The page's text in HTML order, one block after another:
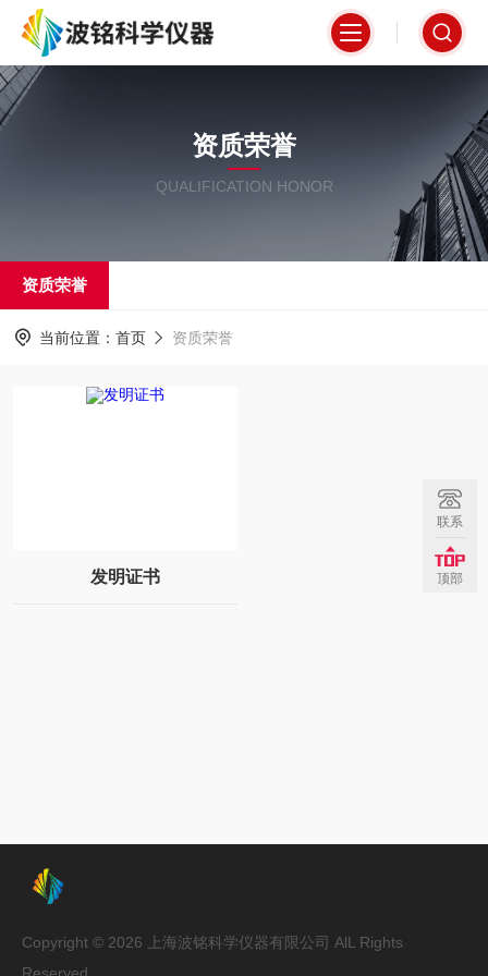
资质荣誉
QUALIFICATION HONOR
资质荣誉
当前位置： 首页 资质荣誉
发明证书
Copyright © 2026 上海波铭科学仪器有限公司 AlL Rights
联系
顶部